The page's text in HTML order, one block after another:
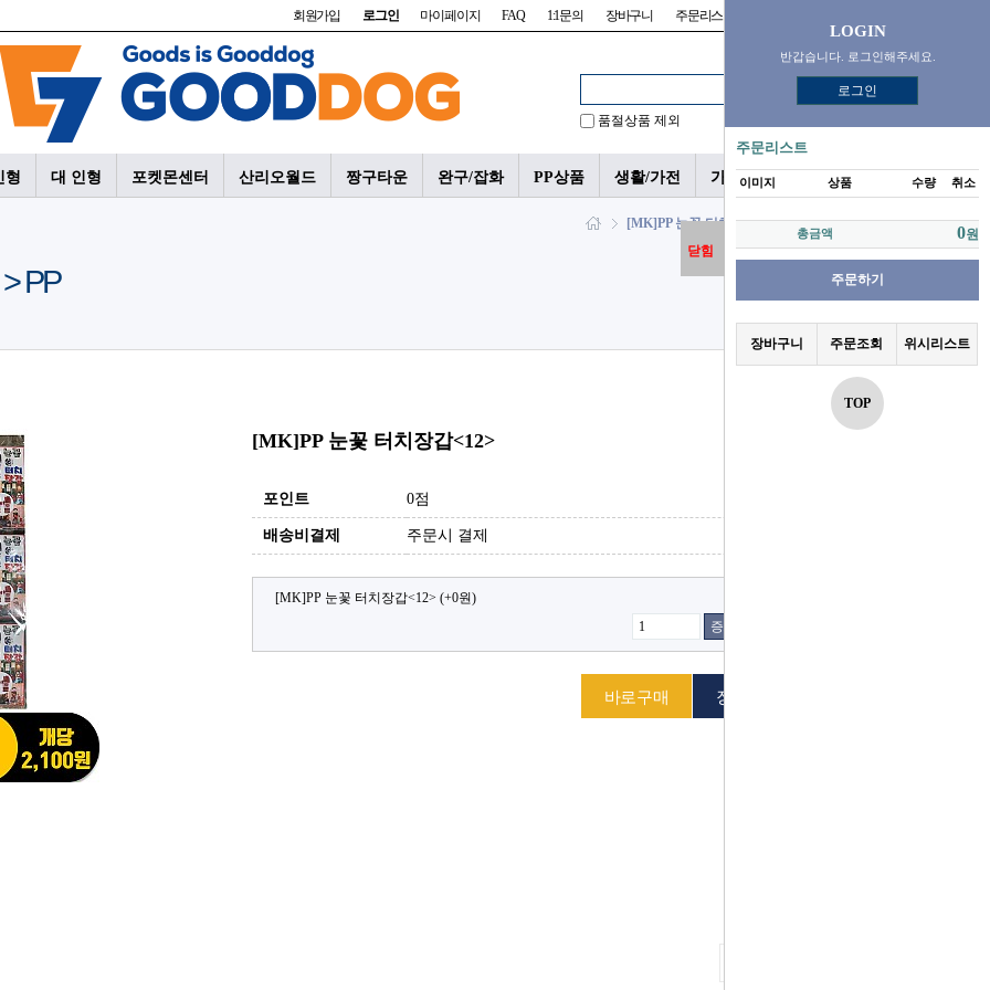
회원가입 로그인 마이페이지 FAQ 1:1문의 장바구니 주문리스트
품절상품 제외
형 대 인형 포켓몬센터 산리오월드 짱구타운 완구/잡화 PP상품 생활/가전 가챠/피규어
[MK]PP 눈꽃 터치장갑<12> > PP
PP
LOGIN
반갑습니다. 로그인해주세요.
로그인
주문리스트
이미지 상품 수량 취소
총금액 0원
주문하기
장바구니 주문조회 위시리스트
TOP
닫힘
[MK]PP 눈꽃 터치장갑<12>
포인트 0점
배송비결제 주문시 결제
[MK]PP 눈꽃 터치장갑<12> (+0원)
증가